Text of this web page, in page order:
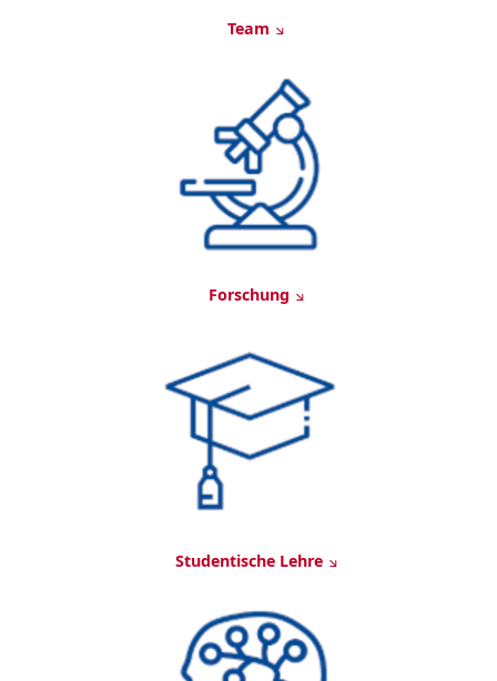
Team
Forschung
Studentische Lehre